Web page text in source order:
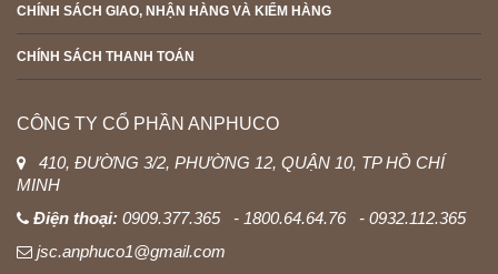
CHÍNH SÁCH GIAO, NHẬN HÀNG VÀ KIỂM HÀNG
CHÍNH SÁCH THANH TOÁN
CÔNG TY CỔ PHẦN ANPHUCO
410, ĐƯỜNG 3/2, PHƯỜNG 12, QUẬN 10, TP HỒ CHÍ
MINH
Điện thoại: 0909.377.365 - 1800.64.64.76 - 0932.112.365
jsc.anphuco1@gmail.com